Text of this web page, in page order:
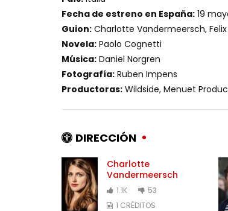
Fecha de estreno en España: 19
Guion: Charlotte Vandermeersch,
Novela: Paolo Cognetti
Música: Daniel Norgren
Fotografía: Ruben Impens
Productoras: Wildside, Menuet
DIRECCIÓN
Charlotte
Vandermeersch
1.1K
53
1 CRÉDITOS